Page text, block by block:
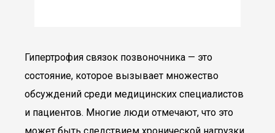
Гипертрофия связок позвоночника — это
состояние, которое вызывает множество
обсуждений среди медицинских специалистов
и пациентов. Многие люди отмечают, что это